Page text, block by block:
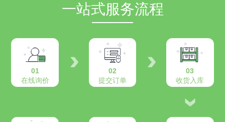
一站式服务流程
01
在线询价
02
提交订单
03
收货入库